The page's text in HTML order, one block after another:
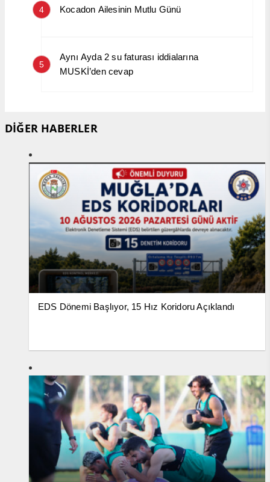
4 Kocadon Ailesinin Mutlu Günü
5
Aynı Ayda 2 su faturası iddialarına
MUSKİ’den cevap
DİĞER HABERLER
EDS Dönemi Başlıyor, 15 Hız Koridoru Açıklandı